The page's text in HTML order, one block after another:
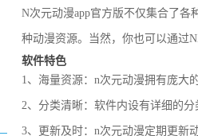
N次元动漫app官方版不仅集合了
种动漫资源。当然，你也可以通过
软件特色
1、海量资源：n次元动漫拥有庞大
2、分类清晰：软件内设有详细的
3、更新及时：n次元动漫定期更新